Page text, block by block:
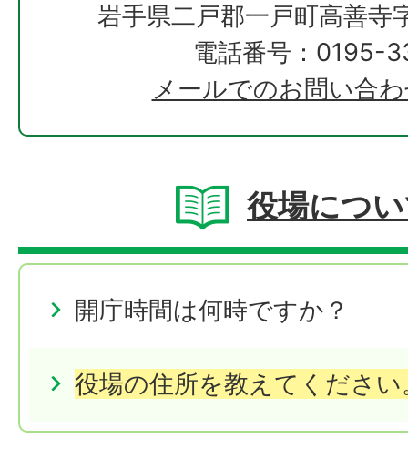
岩手県二戸郡一戸町高善寺
電話番号：0195-
メールでのお問い合
役場につ
開庁時間は何時ですか？
役場の住所を教えてください